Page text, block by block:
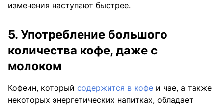
изменения наступают быстрее.
5. Употребление большого
количества кофе, даже с
молоком
Кофеин, который содержится в кофе и чае, а также
некоторых энергетических напитках, обладает